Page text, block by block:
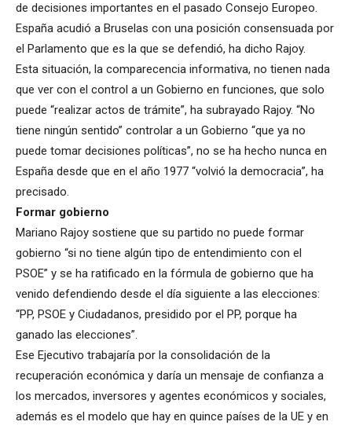
de decisiones importantes en el pasado Consejo Europeo.
España acudió a Bruselas con una posición consensuada por
el Parlamento que es la que se defendió, ha dicho Rajoy.
Esta situación, la comparecencia informativa, no tienen nada
que ver con el control a un Gobierno en funciones, que solo
puede “realizar actos de trámite”, ha subrayado Rajoy. “No
tiene ningún sentido” controlar a un Gobierno “que ya no
puede tomar decisiones políticas”, no se ha hecho nunca en
España desde que en el año 1977 “volvió la democracia”, ha
precisado.
Formar gobierno
Mariano Rajoy sostiene que su partido no puede formar
gobierno “si no tiene algún tipo de entendimiento con el
PSOE” y se ha ratificado en la fórmula de gobierno que ha
venido defendiendo desde el día siguiente a las elecciones:
“PP, PSOE y Ciudadanos, presidido por el PP, porque ha
ganado las elecciones”.
Ese Ejecutivo trabajaría por la consolidación de la
recuperación económica y daría un mensaje de confianza a
los mercados, inversores y agentes económicos y sociales,
además es el modelo que hay en quince países de la UE y en